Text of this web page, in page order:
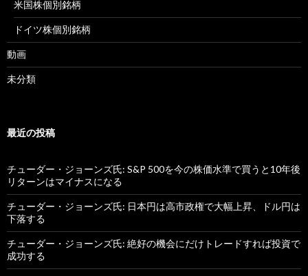
米国株個別銘柄
ドイツ株個別銘柄
動画
未分類
最近の投稿
チューダー・ジョーンズ氏: S&P 500を今の株価水準で買うと10年後
リターンはマイナスになる
チューダー・ジョーンズ氏: 日本円は高市政権で大幅上昇、ドル円は
下落する
チューダー・ジョーンズ氏: 絶好の機会にだけトレードすれば投資で
成功する